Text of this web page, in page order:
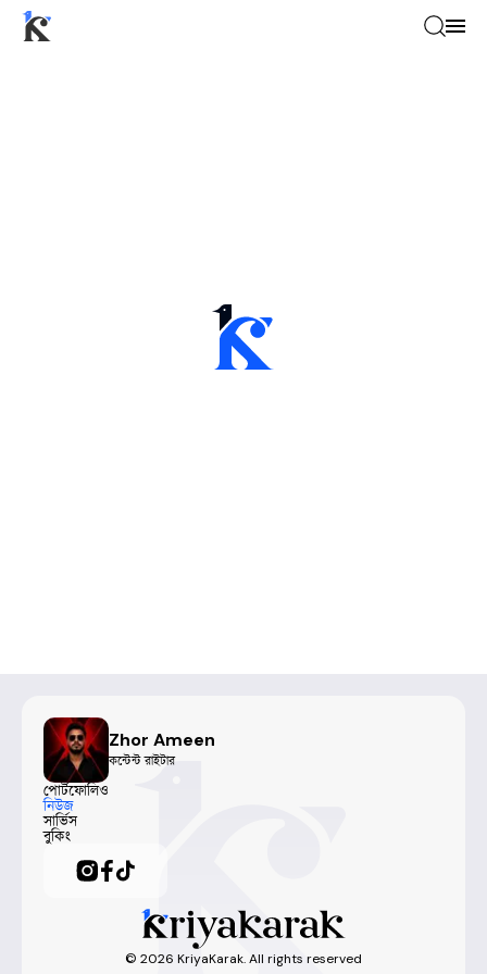
Zhor Ameen
কন্টেন্ট রাইটার
পোর্টফোলিও
নিউজ
সার্ভিস
বুকিং
© 2026 KriyaKarak. All rights reserved